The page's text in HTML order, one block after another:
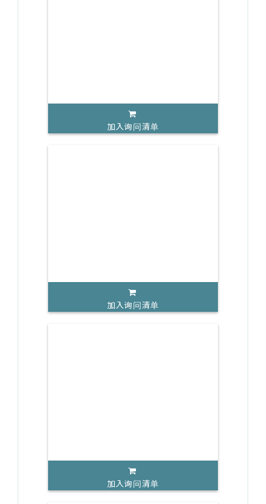
加入询问清单
加入询问清单
加入询问清单